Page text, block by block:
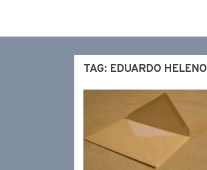
TAG: EDUARDO HELENO